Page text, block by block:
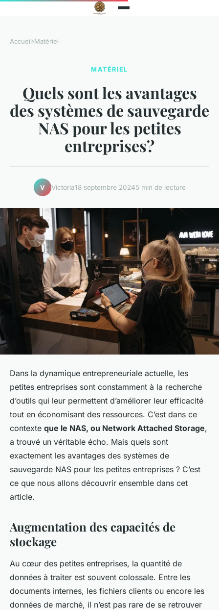
Accueil›Matériel
MATÉRIEL
Quels sont les avantages
des systèmes de sauvegarde
NAS pour les petites
entreprises?
V Victoria18 septembre 20245 min de lecture
Dans la dynamique entrepreneuriale actuelle, les
petites entreprises sont constamment à la recherche
d’outils qui leur permettent d’améliorer leur efficacité
tout en économisant des ressources. C’est dans ce
contexte que le NAS, ou Network Attached Storage,
a trouvé un véritable écho. Mais quels sont
exactement les avantages des systèmes de
sauvegarde NAS pour les petites entreprises ? C’est
ce que nous allons découvrir ensemble dans cet
article.
Augmentation des capacités de
stockage
Au cœur des petites entreprises, la quantité de
données à traiter est souvent colossale. Entre les
documents internes, les fichiers clients ou encore les
données de marché, il n’est pas rare de se retrouver